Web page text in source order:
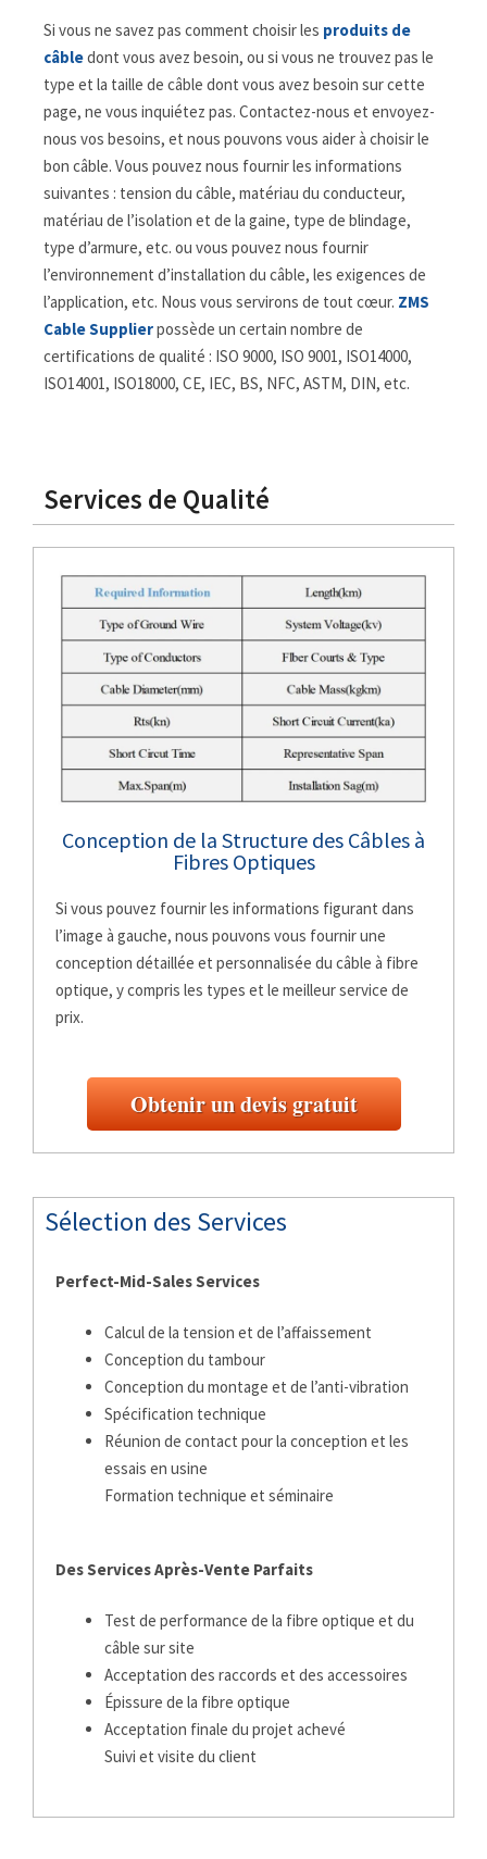
Si vous ne savez pas comment choisir les produits de
câbledont vous avez besoin, ou si vous ne trouvez pas le
type et la taille de câble dont vous avez besoin sur cette
page, ne vous inquiétez pas. Contactez-nous et envoyez-
nous vos besoins, et nous pouvons vous aider à choisir le
bon câble. Vous pouvez nous fournir les informations
suivantes : tension du câble, matériau du conducteur,
matériau de l’isolation et de la gaine, type de blindage,
type d’armure, etc. ou vous pouvez nous fournir
l’environnement d’installation du câble, les exigences de
l’application, etc. Nous vous servirons de tout cœur. ZMS
Cable Supplierpossède un certain nombre de
certifications de qualité : ISO 9000, ISO 9001, ISO14000,
ISO14001, ISO18000, CE, IEC, BS, NFC, ASTM, DIN, etc.
Services de Qualité
Conception de la Structure des Câbles à
Fibres Optiques
Si vous pouvez fournir les informations figurant dans
l’image à gauche, nous pouvons vous fournir une
conception détaillée et personnalisée du câble à fibre
optique, y compris les types et le meilleur service de
prix.
Obtenir un devis gratuit
Sélection des Services
Perfect-Mid-Sales Services
Calcul de la tension et de l’affaissement
Conception du tambour
Conception du montage et de l’anti-vibration
Spécification technique
Réunion de contact pour la conception et les
essais en usine
Formation technique et séminaire
Des Services Après-Vente Parfaits
Test de performance de la fibre optique et du
câble sur site
Acceptation des raccords et des accessoires
Épissure de la fibre optique
Acceptation finale du projet achevé
Suivi et visite du client